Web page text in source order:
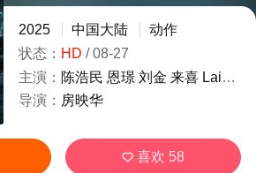
2025 中国大陆
动作
状态： HD /08-27
主演： 陈浩民 恩璟 刘金 来喜 Laixi
导演： 房映华
 喜欢 58